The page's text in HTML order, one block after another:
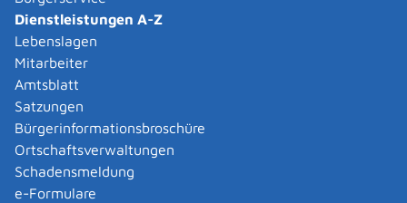
Dienstleistungen A-Z
Lebenslagen
Mitarbeiter
Amtsblatt
Satzungen
Bürgerinformationsbroschüre
Ortschaftsverwaltungen
Schadensmeldung
e-Formulare
Leistungen
Vielzahl von kommunalen und staatlichen
Verwaltungsvorgängen. Insbesondere erhalten Sie
Informationen zu den erforderlichen Unterlagen die zu
einer bestimmen Verwaltungsdienstleistung notwendig